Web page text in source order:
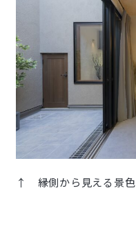
↑ 縁側から見える景色